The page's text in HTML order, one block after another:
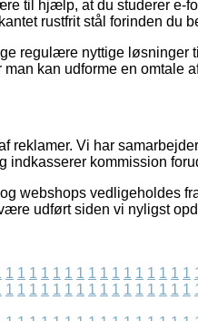
til hjælp, at du studerer e-
rustfrit stål forinden du
regulære nyttige løsninger
kan udforme en omtale
reklamer. Vi har
indkasserer kommission
webshops vedligeholdes
udført siden vi nyligst
1 1 1 1 1 1 1 1 1 1 1 1 1 1 1 1
1 1 1 1 1 1 1 1 1 1 1 1 1 1 1 1